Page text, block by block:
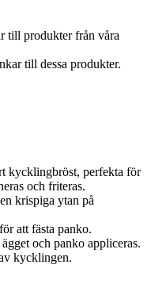
till produkter från våra
till dessa produkter.
kycklingbröst, perfekta för
och friteras.
krispiga ytan på
att fästa panko.
och panko appliceras.
kycklingen.